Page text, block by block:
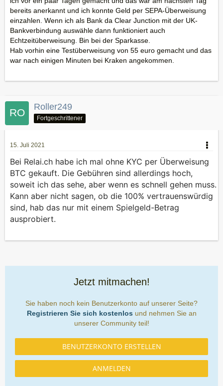
bereits anerkannt und ich konnte Geld per SEPA-Überweisung
einzahlen. Wenn ich als Bank da Clear Junction mit der UK-
Bankverbindung auswähle dann funktioniert auch
Echtzeitüberweisung. Bin bei der Sparkasse.
Hab vorhin eine Testüberweisung von 55 euro gemacht und das
war nach einigen Minuten bei Kraken angekommen.
Roller249
Fortgeschrittener
15. Juli 2021
Bei Relai.ch habe ich mal ohne KYC per Überweisung
BTC gekauft. Die Gebühren sind allerdings hoch,
soweit ich das sehe, aber wenn es schnell gehen muss.
Kann aber nicht sagen, ob die 100% vertrauenswürdig
sind, hab das nur mit einem Spielgeld-Betrag
ausprobiert.
Jetzt mitmachen!
Sie haben noch kein Benutzerkonto auf unserer Seite?
Registrieren Sie sich kostenlos und nehmen Sie an
unserer Community teil!
BENUTZERKONTO ERSTELLEN
ANMELDEN